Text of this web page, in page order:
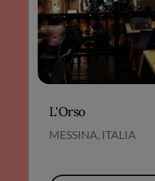
L'Orso
MESSINA, ITALIA